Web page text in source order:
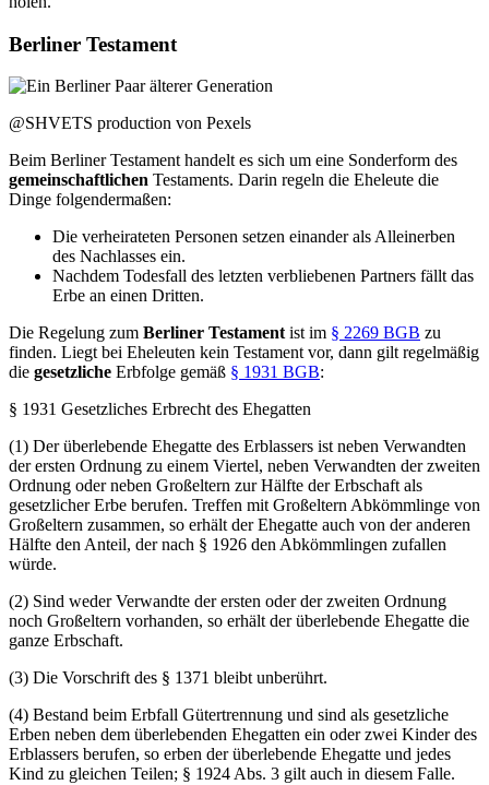
Berliner Testament
@SHVETS production von Pexels
Beim Berliner Testament handelt es sich um eine Sonderform des
gemeinschaftlichen Testaments. Darin regeln die Eheleute die
Dinge folgendermaßen:
Die verheirateten Personen setzen einander als Alleinerben
des Nachlasses ein.
Nachdem Todesfall des letzten verbliebenen Partners fällt das
Erbe an einen Dritten.
Die Regelung zum Berliner Testament ist im § 2269 BGB zu
finden. Liegt bei Eheleuten kein Testament vor, dann gilt regelmäßig
die gesetzliche Erbfolge gemäß § 1931 BGB:
§ 1931 Gesetzliches Erbrecht des Ehegatten
(1) Der überlebende Ehegatte des Erblassers ist neben Verwandten
der ersten Ordnung zu einem Viertel, neben Verwandten der zweiten
Ordnung oder neben Großeltern zur Hälfte der Erbschaft als
gesetzlicher Erbe berufen. Treffen mit Großeltern Abkömmlinge von
Großeltern zusammen, so erhält der Ehegatte auch von der anderen
Hälfte den Anteil, der nach § 1926 den Abkömmlingen zufallen
würde.
(2) Sind weder Verwandte der ersten oder der zweiten Ordnung
noch Großeltern vorhanden, so erhält der überlebende Ehegatte die
ganze Erbschaft.
(3) Die Vorschrift des § 1371 bleibt unberührt.
(4) Bestand beim Erbfall Gütertrennung und sind als gesetzliche
Erben neben dem überlebenden Ehegatten ein oder zwei Kinder des
Erblassers berufen, so erben der überlebende Ehegatte und jedes
Kind zu gleichen Teilen; § 1924 Abs. 3 gilt auch in diesem Falle.